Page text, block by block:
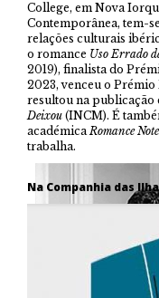
College, em Nova
Contemporânea, tem-
relações culturais
o romance Uso Errado
2019), finalista do
2023, venceu o
resultou na publicação
Deixou (INCM). É
académicaRomance
trabalha.
Na Companhia das